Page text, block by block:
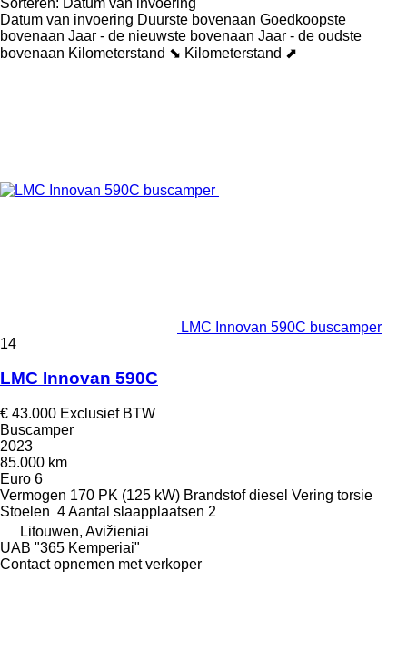
Datum van invoering Duurste bovenaan Goedkoopste
bovenaan Jaar - de nieuwste bovenaan Jaar - de oudste
bovenaan Kilometerstand ⬊ Kilometerstand ⬈
LMC Innovan 590C buscamper
14
LMC Innovan 590C
€ 43.000 Exclusief BTW
Buscamper
2023
85.000 km
Euro 6
Vermogen 170 PK (125 kW) Brandstof diesel Vering torsie
Stoelen 4Aantal slaapplaatsen 2
Litouwen, Avižieniai
UAB "365 Kemperiai"
Contact opnemen met verkoper